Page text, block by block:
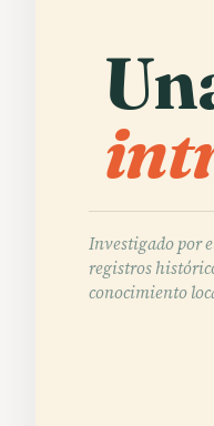
Investigado por
registros
conocimiento